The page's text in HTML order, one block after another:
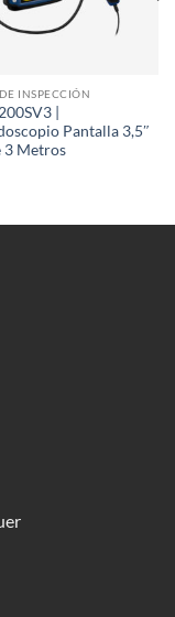
INSPECCIÓN
|
Pantalla 3,5″
3 Metros